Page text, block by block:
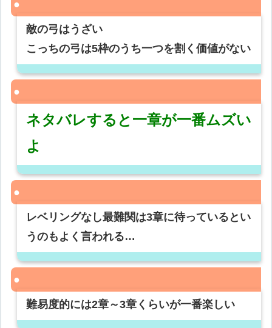
敵の弓はうざい
こっちの弓は5枠のうち一つを割く価値がない
ネタバレすると一章が一番ムズい
よ
レベリングなし最難関は3章に待っているとい
うのもよく言われる…
難易度的には2章～3章くらいが一番楽しい